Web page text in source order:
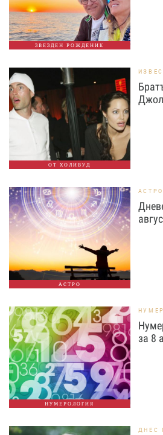
ЗВЕЗДЕН РОЖДЕНИК
ОТ ХОЛИВУД
АСТРО
НУМЕРОЛОГИЯ
за 8
ДНЕС